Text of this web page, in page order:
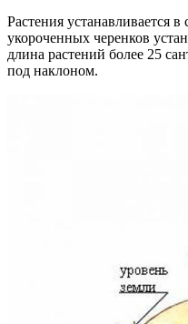
Растения устанавливается
укороченных черенков
длина растений более 25
под наклоном.